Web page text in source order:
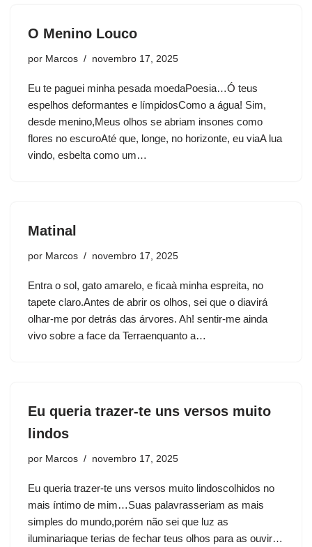
O Menino Louco
por Marcos novembro 17, 2025
Eu te paguei minha pesada moedaPoesia…Ó teus
espelhos deformantes e límpidosComo a água! Sim,
desde menino,Meus olhos se abriam insones como
flores no escuroAté que, longe, no horizonte, eu viaA lua
vindo, esbelta como um…
Matinal
por Marcos novembro 17, 2025
Entra o sol, gato amarelo, e ficaà minha espreita, no
tapete claro.Antes de abrir os olhos, sei que o diavirá
olhar-me por detrás das árvores. Ah! sentir-me ainda
vivo sobre a face da Terraenquanto a…
Eu queria trazer-te uns versos muito
lindos
por Marcos novembro 17, 2025
Eu queria trazer-te uns versos muito lindoscolhidos no
mais íntimo de mim…Suas palavrasseriam as mais
simples do mundo,porém não sei que luz as
iluminariaque terias de fechar teus olhos para as ouvir…